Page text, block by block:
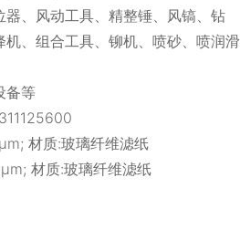
、风动工具、精整锤、风镐、钻
、组合工具、铆机、喷砂、喷润滑
备等
材质:玻璃纤维滤纸
材质:玻璃纤维滤纸